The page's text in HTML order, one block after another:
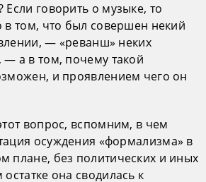
Если говорить о музыке, то
в том, что был совершен некий
— «реванш» неких
а в том, почему такой
и проявлением чего он
вопрос, вспомним, в чем
осуждения «формализма» в
плане, без политических и иных
она сводилась к